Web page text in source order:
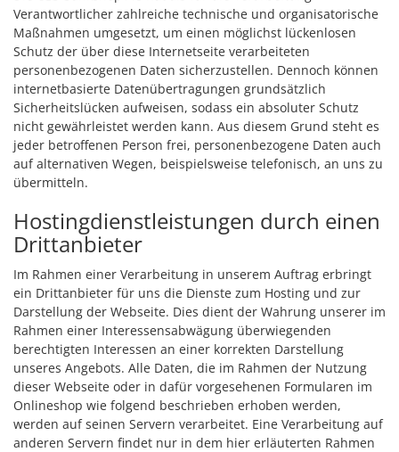
Verantwortlicher zahlreiche technische und organisatorische
Maßnahmen umgesetzt, um einen möglichst lückenlosen
Schutz der über diese Internetseite verarbeiteten
personenbezogenen Daten sicherzustellen. Dennoch können
internetbasierte Datenübertragungen grundsätzlich
Sicherheitslücken aufweisen, sodass ein absoluter Schutz
nicht gewährleistet werden kann. Aus diesem Grund steht es
jeder betroffenen Person frei, personenbezogene Daten auch
auf alternativen Wegen, beispielsweise telefonisch, an uns zu
übermitteln.
Hostingdienstleistungen durch einen
Drittanbieter
Im Rahmen einer Verarbeitung in unserem Auftrag erbringt
ein Drittanbieter für uns die Dienste zum Hosting und zur
Darstellung der Webseite. Dies dient der Wahrung unserer im
Rahmen einer Interessensabwägung überwiegenden
berechtigten Interessen an einer korrekten Darstellung
unseres Angebots. Alle Daten, die im Rahmen der Nutzung
dieser Webseite oder in dafür vorgesehenen Formularen im
Onlineshop wie folgend beschrieben erhoben werden,
werden auf seinen Servern verarbeitet. Eine Verarbeitung auf
anderen Servern findet nur in dem hier erläuterten Rahmen